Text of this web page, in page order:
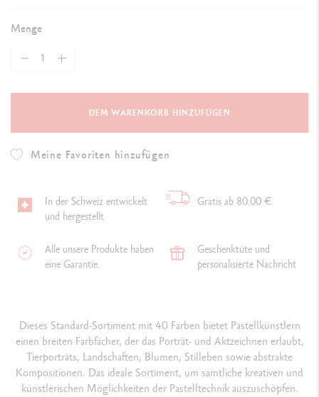
Menge
DEM WARENKORB HINZUFÜGEN
Meine Favoriten hinzufügen
In der Schweiz entwickelt
und hergestellt
Gratis ab 80.00 €
Alle unsere Produkte haben
eine Garantie.
Geschenktüte und
personalisierte Nachricht
Dieses Standard-Sortiment mit 40 Farben bietet Pastellkünstlern
einen breiten Farbfächer, der das Porträt- und Aktzeichnen erlaubt,
Tierporträts, Landschaften, Blumen, Stilleben sowie abstrakte
Kompositionen. Das ideale Sortiment, um sämtliche kreativen und
künstlerischen Möglichkeiten der Pastelltechnik auszuschöpfen.